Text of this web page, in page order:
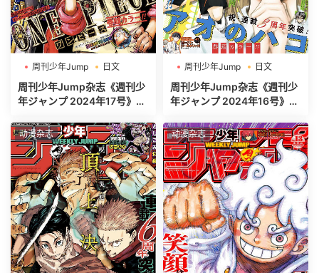
周刊少年Jump
日文
週刊少年ジャンプ
周刊少年Jump杂志《週刊少
年ジャンプ 2024年17号》高
周刊少年Jump
日文
週刊少年ジャンプ
周刊少年Jump杂志《週刊少
年ジャンプ 2024年16号》高
动漫杂志 动漫杂志